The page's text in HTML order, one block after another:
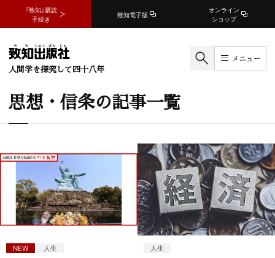
『致知』購読
手続き
致知電子版
オンライン
ショップ
人間学を探究して四十八年
メニュー
思想・信条の記事一覧
NEW 人生 人生